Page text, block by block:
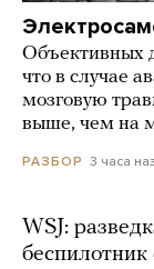
Объективных
что в случае
мозговую
выше, чем на
РАЗБОР 3 часа
WSJ: